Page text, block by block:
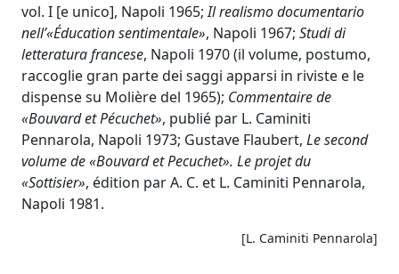
vol. I [e unico], Napoli 1965;Il realismo documentario
nell’«Éducation sentimentale», Napoli 1967; Studi di
letteratura francese, Napoli 1970 (il volume, postumo,
raccoglie gran parte dei saggi apparsi in riviste e le
dispense su Molière del 1965); Commentaire de
«Bouvard et Pécuchet», publié par L. Caminiti
Pennarola, Napoli 1973; Gustave Flaubert, Le second
volume de «Bouvard et Pecuchet». Le projet du
«Sottisier», édition par A. C. et L. Caminiti Pennarola,
Napoli 1981.
[L. Caminiti Pennarola]